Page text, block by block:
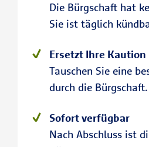
Die Bürgschaft hat
Sie ist täglich
Ersetzt Ihre Kaution
Tauschen Sie eine
durch die Bürgschaft.
Sofort verfügbar
Nach Abschluss ist